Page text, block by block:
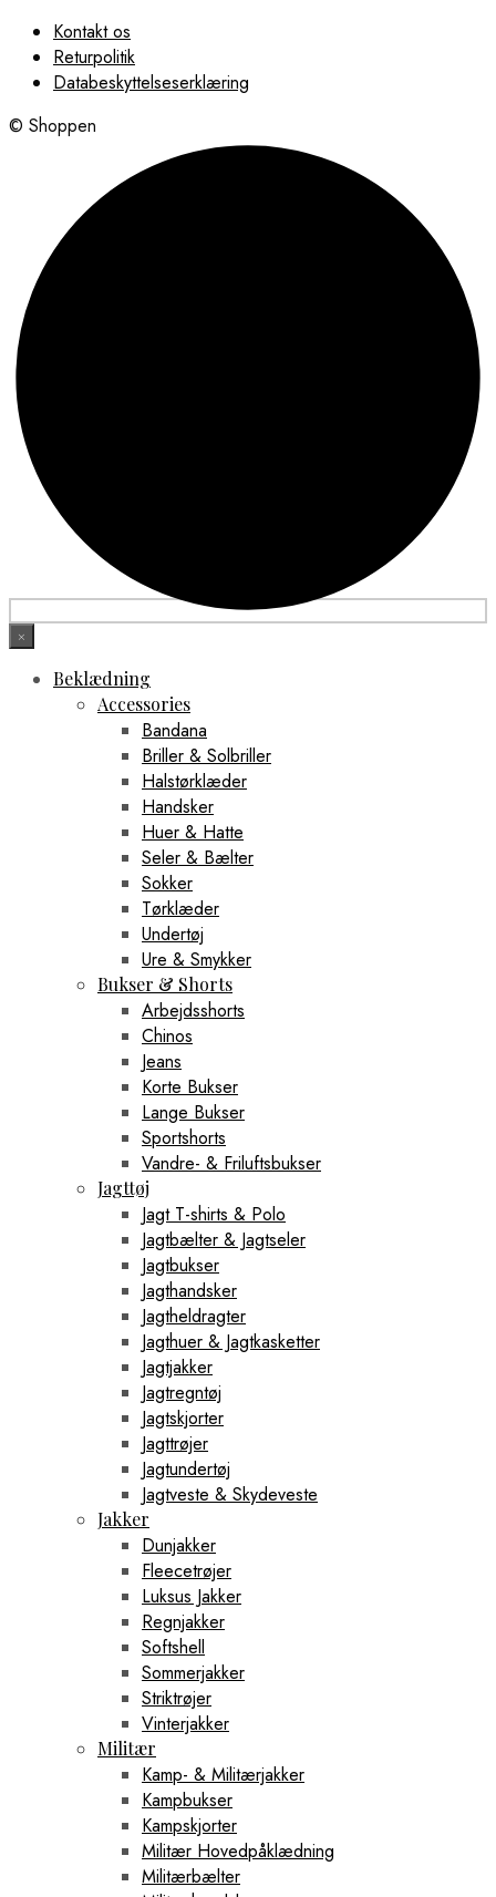
Kontakt os
Returpolitik
Databeskyttelseserklæring
© Shoppen
×
Beklædning
Accessories
Bandana
Briller & Solbriller
Halstørklæder
Handsker
Huer & Hatte
Seler & Bælter
Sokker
Tørklæder
Undertøj
Ure & Smykker
Bukser & Shorts
Arbejdsshorts
Chinos
Jeans
Korte Bukser
Lange Bukser
Sportshorts
Vandre- & Friluftsbukser
Jagttøj
Jagt T-shirts & Polo
Jagtbælter & Jagtseler
Jagtbukser
Jagthandsker
Jagtheldragter
Jagthuer & Jagtkasketter
Jagtjakker
Jagtregntøj
Jagtskjorter
Jagttrøjer
Jagtundertøj
Jagtveste & Skydeveste
Jakker
Dunjakker
Fleecetrøjer
Luksus Jakker
Regnjakker
Softshell
Sommerjakker
Striktrøjer
Vinterjakker
Militær
Kamp- & Militærjakker
Kampbukser
Kampskjorter
Militær Hovedpåklædning
Militærbælter